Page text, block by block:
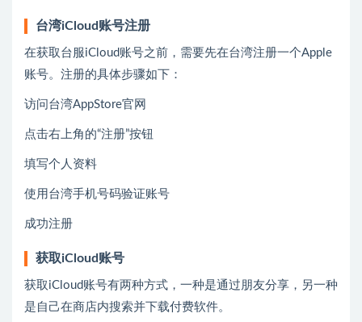
台湾iCloud账号注册
在获取台服iCloud账号之前，需要先在台湾注册一个Apple
账号。注册的具体步骤如下：
访问台湾AppStore官网
点击右上角的“注册”按钮
填写个人资料
使用台湾手机号码验证账号
成功注册
获取iCloud账号
获取iCloud账号有两种方式，一种是通过朋友分享，另一种
是自己在商店内搜索并下载付费软件。